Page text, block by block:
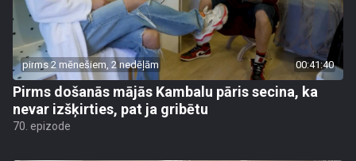
pirms 2 mēnešiem, 2 nedēļām 00:41:40
Pirms došanās mājās Kambalu pāris secina, ka
nevar izšķirties, pat ja gribētu
70. epizode